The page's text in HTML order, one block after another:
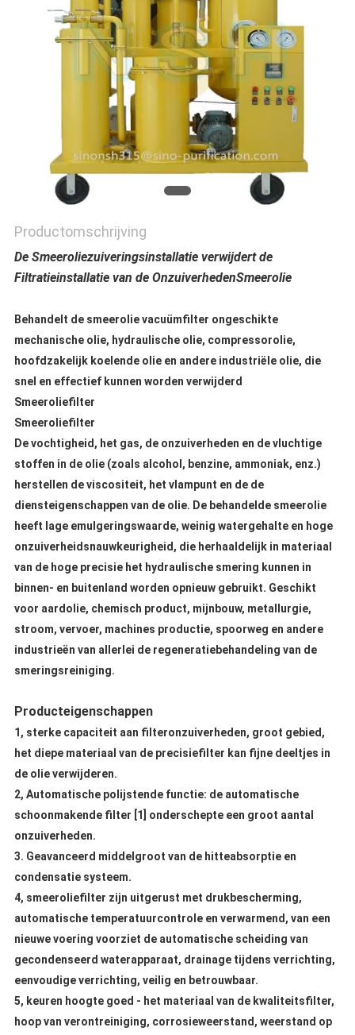
Productomschrijving
De Smeeroliezuiveringsinstallatie verwijdert de
Filtratieinstallatie van de OnzuiverhedenSmeerolie
Behandelt de smeerolie vacuümfilter ongeschikte
mechanische olie, hydraulische olie, compressorolie,
hoofdzakelijk koelende olie en andere industriële olie, die
snel en effectief kunnen worden verwijderd
Smeeroliefilter
Smeeroliefilter
De vochtigheid, het gas, de onzuiverheden en de vluchtige
stoffen in de olie (zoals alcohol, benzine, ammoniak, enz.)
herstellen de viscositeit, het vlampunt en de de
diensteigenschappen van de olie. De behandelde smeerolie
heeft lage emulgeringswaarde, weinig watergehalte en hoge
onzuiverheidsnauwkeurigheid, die herhaaldelijk in materiaal
van de hoge precisie het hydraulische smering kunnen in
binnen- en buitenland worden opnieuw gebruikt. Geschikt
voor aardolie, chemisch product, mijnbouw, metallurgie,
stroom, vervoer, machines productie, spoorweg en andere
industrieën van allerlei de regeneratiebehandeling van de
smeringsreiniging.
Producteigenschappen
1, sterke capaciteit aan filteronzuiverheden, groot gebied,
het diepe materiaal van de precisiefilter kan fijne deeltjes in
de olie verwijderen.
2, Automatische polijstende functie: de automatische
schoonmakende filter [1] onderschepte een groot aantal
onzuiverheden.
3. Geavanceerd middelgroot van de hitteabsorptie en
condensatie systeem.
4, smeeroliefilter zijn uitgerust met drukbescherming,
automatische temperatuurcontrole en verwarmend, van een
nieuwe voering voorziet de automatische scheiding van
gecondenseerd waterapparaat, drainage tijdens verrichting,
eenvoudige verrichting, veilig en betrouwbaar.
5, keuren hoogte goed - het materiaal van de kwaliteitsfilter,
hoop van verontreiniging, corrosieweerstand, weerstand op